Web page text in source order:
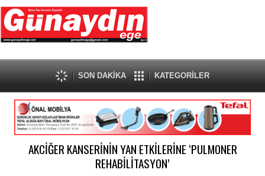
SON DAKİKA KATEGORİLER
AKCİĞER KANSERİNİN YAN ETKİLERİNE ‘PULMONER
REHABİLİTASYON’